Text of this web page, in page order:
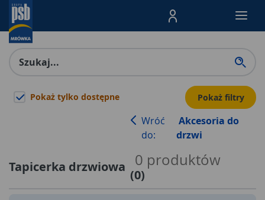
Menu Produktów,
Pokaż tylko dostępne Pokaż filtry
Wróć
do:
Akcesoria do
drzwi
Tapicerka drzwiowa 0 produktów
(0)